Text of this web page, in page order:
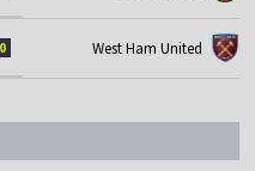
West Ham United